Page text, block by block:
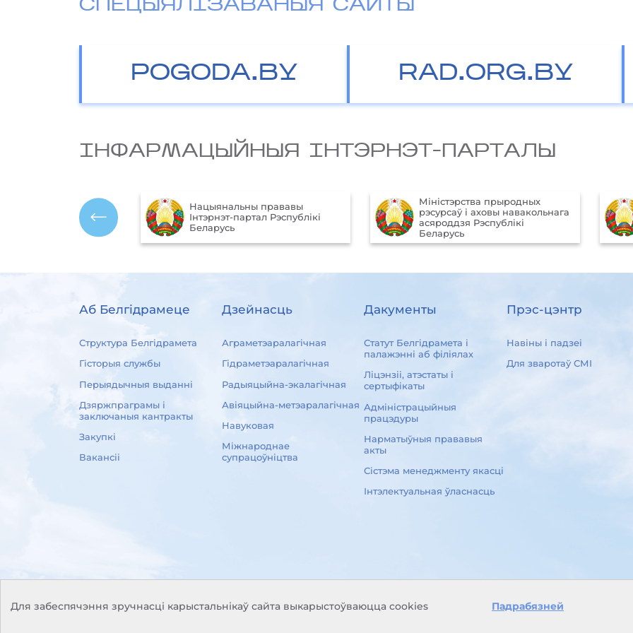
СПЕЦЫЯЛІЗАВАНЫЯ САЙТЫ
POGODA.BY RAD.ORG.BY
IНФАРМАЦЫЙНЫЯ IНТЭРНЭТ-ПАРТАЛЫ
партал Рэспублікі
Міністэрства прыродных
рэсурсаў і аховы навакольнага
асяроддзя Рэспублікі
Беларусь
Aфiцыйны iнтэрнэт-партал
Прэзiдэнта Рэспублiкi
Беларусь
Для забеспячэння зручнасці карыстальнікаў сайта выкарыстоўваюцца cookies Падрабязней
Аб Белгідрамеце
Структура Белгідрамета
Гісторыя службы
Перыядычныя выданні
Дзяржпраграмы і
заключаныя кантракты
Закупкі
Вакансіі
Дзейнасць
Аграметэаралагічная
Гідраметэаралагічная
Радыяцыйна-экалагічная
Авіяцыйна-метэаралагічная
Навуковая
Міжнароднае
супрацоўніцтва
Дакументы
Статут Белгідрамета і
палажэнні аб філіялах
Ліцэнзіі, атэстаты і
сертыфікаты
Адміністрацыйныя
працэдуры
Нарматыўныя прававыя
акты
Сістэма менеджменту якасці
Інтэлектуальная ўласнасць
Прэс-цэнтр
Навіны і падзеі
Для зваротаў СМІ
© Белгiдрaмет, 2016-2026